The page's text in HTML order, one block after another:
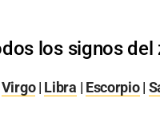
los signos del
Virgo| Libra | Escorpio|